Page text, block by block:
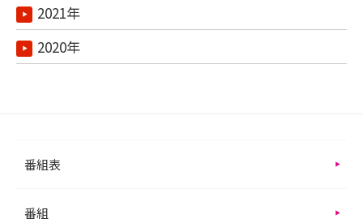
2021年
2020年
番組表
番組